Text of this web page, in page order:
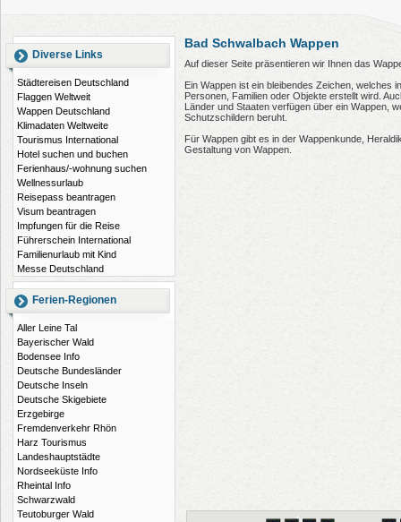
Diverse Links
Städtereisen Deutschland
Flaggen Weltweit
Wappen Deutschland
Klimadaten Weltweite
Tourismus International
Hotel suchen und buchen
Ferienhaus/-wohnung suchen
Wellnessurlaub
Reisepass beantragen
Visum beantragen
Impfungen für die Reise
Führerschein International
Familienurlaub mit Kind
Messe Deutschland
Ferien-Regionen
Aller Leine Tal
Bayerischer Wald
Bodensee Info
Deutsche Bundesländer
Deutsche Inseln
Deutsche Skigebiete
Erzgebirge
Fremdenverkehr Rhön
Harz Tourismus
Landeshauptstädte
Nordseeküste Info
Rheintal Info
Schwarzwald
Teutoburger Wald
Bad Schwalbach Wappen
Auf dieser Seite präsentieren wir Ihnen das
Ein Wappen ist ein bleibendes Zeichen, welches
Personen, Familien oder Objekte erstellt wird.
Länder und Staaten verfügen über ein Wappen,
Schutzschildern beruht.
Für Wappen gibt es in der Wappenkunde,
Gestaltung von Wappen.